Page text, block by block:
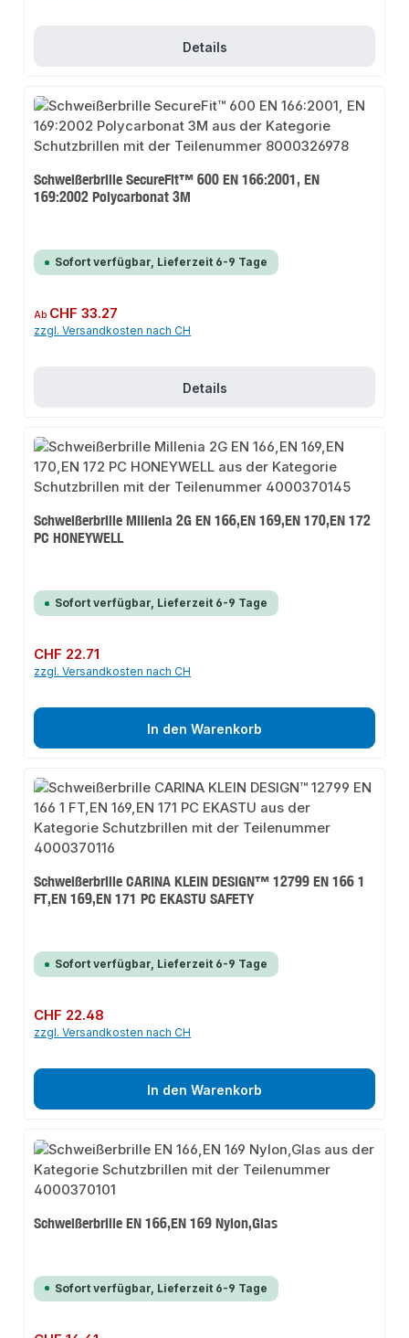
Details
Schweißerbrille SecureFit™ 600 EN 166:2001, EN
169:2002 Polycarbonat 3M
Sofort verfügbar, Lieferzeit 6-9 Tage
Regulärer Preis:
Ab CHF 33.27
zzgl. Versandkosten nach CH
Details
Schweißerbrille Millenia 2G EN 166,EN 169,EN 170,EN 172
PC HONEYWELL
Sofort verfügbar, Lieferzeit 6-9 Tage
Regulärer Preis:
CHF 22.71
zzgl. Versandkosten nach CH
In den Warenkorb
Schweißerbrille CARINA KLEIN DESIGN™ 12799 EN 166 1
FT,EN 169,EN 171 PC EKASTU SAFETY
Sofort verfügbar, Lieferzeit 6-9 Tage
Regulärer Preis:
CHF 22.48
zzgl. Versandkosten nach CH
In den Warenkorb
Schweißerbrille EN 166,EN 169 Nylon,Glas
Sofort verfügbar, Lieferzeit 6-9 Tage
Regulärer Preis: